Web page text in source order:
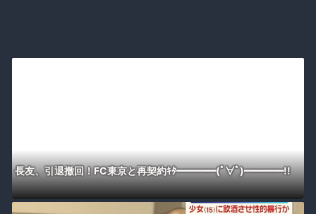
長友、引退撤回！FC東京と再契約ｷﾀ━━━━(ﾟ∀ﾟ)━━━━!!